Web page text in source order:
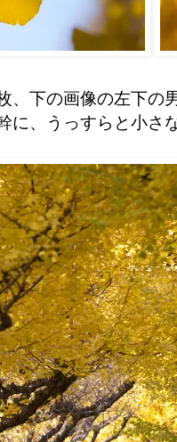
、下の画像の左下の
に、うっすらと小さ